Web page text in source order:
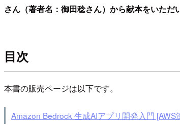
さん（著者名：御田稔さん）から献本をいた
目次
本書の販売ページは以下です。
Amazon Bedrock 生成AIアプリ開発入門 [AWS